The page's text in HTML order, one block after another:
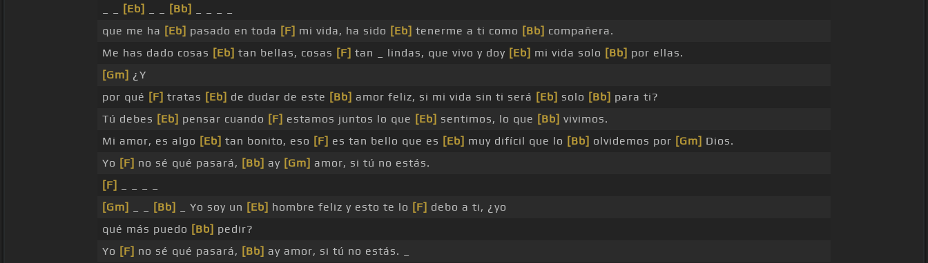
[Eb] [Bb]
que me ha [Eb] pasado en toda [F] mi vida, ha sido [Eb] tenerme a ti como [Bb] compañera.
Me has dado cosas [Eb] tan bellas, cosas [F] tan _ lindas, que vivo y doy [Eb] mi vida solo [Bb] por ellas.
[Gm] ¿Y
por qué [F] tratas [Eb] de dudar de este [Bb] amor feliz, si mi vida sin ti será [Eb] solo [Bb] para ti?
Tú debes [Eb] pensar cuando [F] estamos juntos lo que [Eb] sentimos, lo que [Bb] vivimos.
Mi amor, es algo [Eb] tan bonito, eso [F] es tan bello que es [Eb] muy difícil que lo [Bb] olvidemos por [Gm] Dios.
Yo [F] no sé qué pasará, [Bb] ay [Gm] amor, si tú no estás.
[F]
[Gm]
[Bb] _ Yo soy un [Eb] hombre feliz y esto te lo [F] debo a ti, ¿yo
qué más puedo [Bb] pedir?
Yo [F] no sé qué pasará, [Bb] ay amor, si tú no estás. _